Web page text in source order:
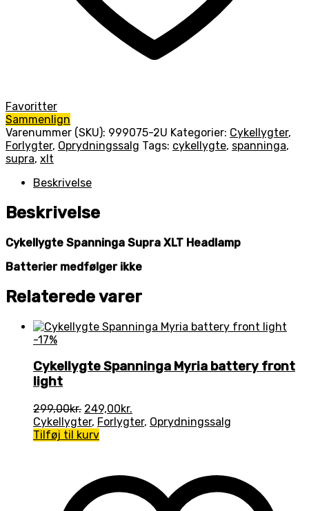
Favoritter
Sammenlign
Varenummer (SKU): 999075-2U Kategorier: Cykellygter,
Forlygter, Oprydningssalg Tags: cykellygte, spanninga,
supra, xlt
Beskrivelse
Beskrivelse
Cykellygte Spanninga Supra XLT Headlamp
Batterier medfølger ikke
Relaterede varer
-17%
Cykellygte Spanninga Myria battery front
light
299,00kr. Den
oprindelige
pris
249,00kr.
aktuelle
Cykellygter, Forlygter, Oprydningssalg
Tilføj til kurv